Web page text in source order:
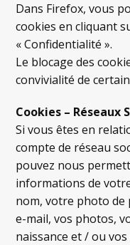
Dans Firefox, vous
cookies en cliquant
« Confidentialité ».
Le blocage des
convivialité de
Cookies – Réseaux
Si vous êtes en
compte de réseau
pouvez nous
informations de
nom, votre photo de
e-mail, vos photos,
naissance et / ou